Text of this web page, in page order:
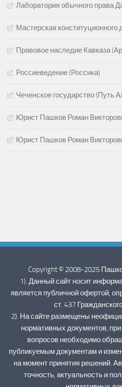
Лаборатория обычного права
Мастерская конституционного
Правовое наследие Кавказа
Россиеведение (Россика)
Чеченское государство (Путь
Юрист Пашков Роман
Юрист Пашков Роман
Copyright © 2008-2025
1). Данный сайт носит
является публичной офертой,
ст. 437
2). На сайте размещены
нормативных документов,
вопросов необходимо
публикуемым документам и
на момент принятия решений.
точность, актуальность и